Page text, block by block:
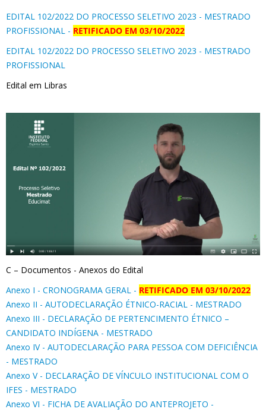
EDITAL 102/2022 DO PROCESSO SELETIVO 2023 - MESTRADO
PROFISSIONAL - RETIFICADO EM 03/10/2022
EDITAL 102/2022 DO PROCESSO SELETIVO 2023 - MESTRADO
PROFISSIONAL
Edital em Libras
C – Documentos - Anexos do Edital
Anexo I - CRONOGRAMA GERAL - RETIFICADO EM 03/10/2022
Anexo II - AUTODECLARAÇÃO ÉTNICO-RACIAL - MESTRADO
Anexo III - DECLARAÇÃO DE PERTENCIMENTO ÉTNICO –
CANDIDATO INDÍGENA - MESTRADO
Anexo IV - AUTODECLARAÇÃO PARA PESSOA COM DEFICIÊNCIA
- MESTRADO
Anexo V - DECLARAÇÃO DE VÍNCULO INSTITUCIONAL COM O
IFES - MESTRADO
Anexo VI - FICHA DE AVALIAÇÃO DO ANTEPROJETO -